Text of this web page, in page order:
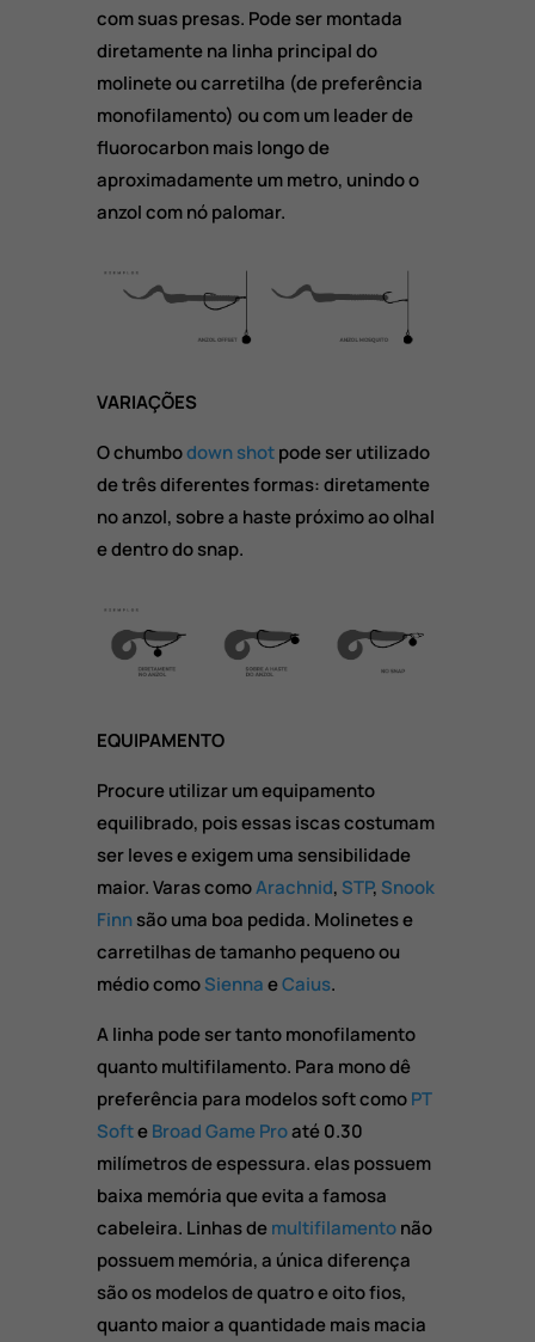
com suas presas. Pode ser montada
diretamente na linha principal do
molinete ou carretilha (de preferência
monofilamento) ou com um leader de
fluorocarbon mais longo de
aproximadamente um metro, unindo o
anzol com nó palomar.
VARIAÇÕES
O chumbodown shotpode ser utilizado
de três diferentes formas: diretamente
no anzol, sobre a haste próximo ao olhal
e dentro do snap.
EQUIPAMENTO
Procure utilizar um equipamento
equilibrado, pois essas iscas costumam
ser leves e exigem uma sensibilidade
maior. Varas comoArachnid,STP,Snook
Finnsão uma boa pedida. Molinetes e
carretilhas de tamanho pequeno ou
médio comoSiennaeCaius.
A linha pode ser tanto monofilamento
quanto multifilamento. Para mono dê
preferência para modelos soft comoPT
SofteBroad Game Proaté 0.30
milímetros de espessura. elas possuem
baixa memória que evita a famosa
cabeleira. Linhas demultifilamentonão
possuem memória, a única diferença
são os modelos de quatro e oito fios,
quanto maior a quantidade mais macia